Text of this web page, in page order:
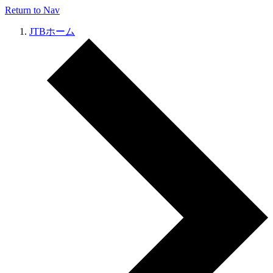
Return to Nav
JTBホーム